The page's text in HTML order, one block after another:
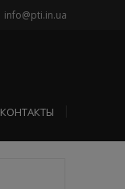
info@pti.in.ua
КОНТАКТЫ